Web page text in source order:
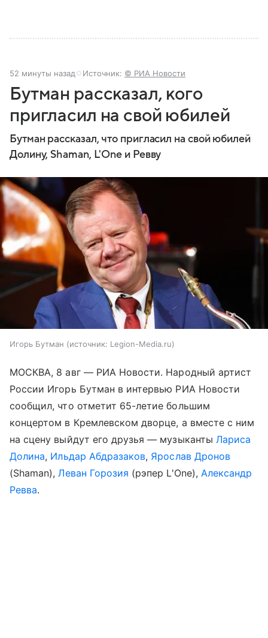
52 минуты назад Источник: © РИА Новости
Бутман рассказал, кого
пригласил на свой юбилей
Бутман рассказал, что пригласил на свой юбилей
Долину, Shaman, L'One и Ревву
Игорь Бутман источник: Legion-Media.ru
МОСКВА, 8 авг — РИА Новости. Народный артист
России Игорь Бутман в интервью РИА Новости
сообщил, что отметит 65-летие большим
концертом в Кремлевском дворце, а вместе с ним
на сцену выйдут его друзья — музыканты Лариса
Долина, Ильдар Абдразаков, Ярослав Дронов
(Shaman),Леван Горозия (рэпер L'One), Александр
Ревва.